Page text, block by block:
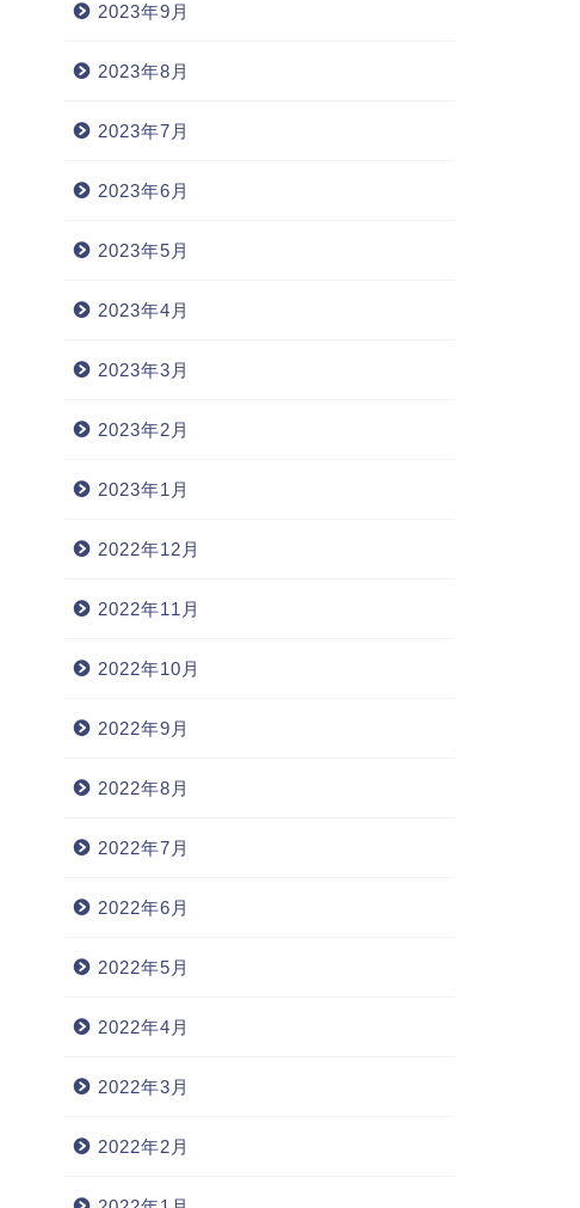
2023年9月
2023年8月
2023年7月
2023年6月
2023年5月
2023年4月
2023年3月
2023年2月
2023年1月
2022年12月
2022年11月
2022年10月
2022年9月
2022年8月
2022年7月
2022年6月
2022年5月
2022年4月
2022年3月
2022年2月